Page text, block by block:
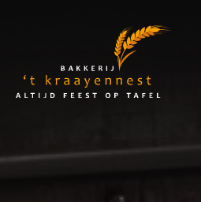
Kraayennest